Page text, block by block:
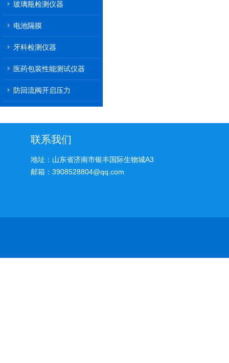
玻璃瓶检测仪器
电池隔膜
牙科检测仪器
医药包装性能测试仪器
防回流阀开启压力
联系我们
地址：山东省济南市银丰国际生物城A3
邮箱：3908528804@qq.com